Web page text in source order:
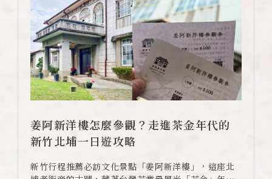
姜阿新洋樓怎麼參觀？走進茶金年代的
新竹北埔一日遊攻略
新竹行程推薦必訪文化景點「姜阿新洋樓」，這座北
婚宴會議
新訊優惠
設施服務
煙波早午餐
在地旅行